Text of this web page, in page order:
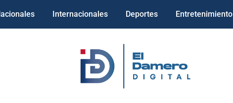
Internacionales Deportes Entretenimiento